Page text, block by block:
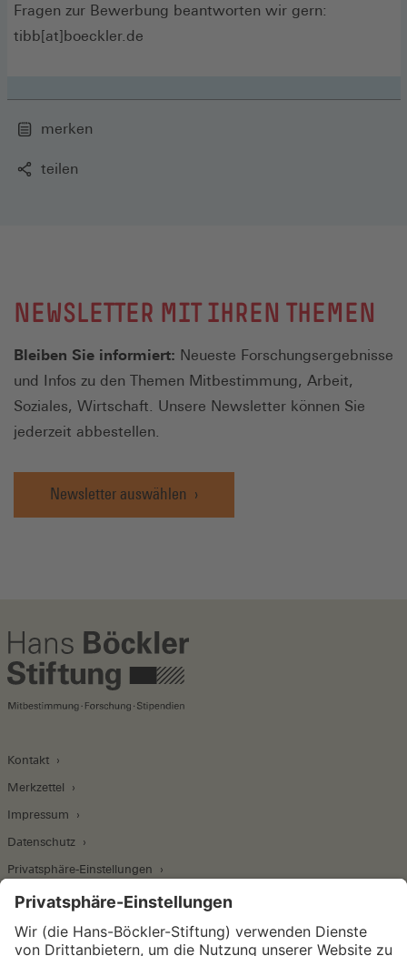
Fragen zur Bewerbung beantworten wir gern:
tibb[at]boeckler.de
merken
teilen
NEWSLETTER MIT IHREN THEMEN
Bleiben Sie informiert: Neueste Forschungsergebnisse
und Infos zu den Themen Mitbestimmung, Arbeit,
Soziales, Wirtschaft. Unsere Newsletter können Sie
jederzeit abbestellen.
Newsletter auswählen
Kontakt
Merkzettel
Impressum
Datenschutz
Privatsphäre-Einstellungen
Wirtschafts- und Sozialwissenschaftliches Institut